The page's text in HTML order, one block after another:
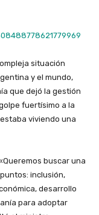
situación
y el mundo,
que dejó la gestión
fuertísimo a la
viviendo una
buscar una
inclusión,
desarrollo
para adoptar